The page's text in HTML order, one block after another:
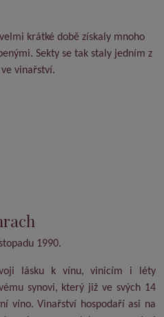
krátké době získaly mnoho
Sekty se tak staly jedním z
vinařství.
1990.
lásku k vínu, vinicím i léty
synovi, který již ve svých 14
víno. Vinařství hospodaří asi na